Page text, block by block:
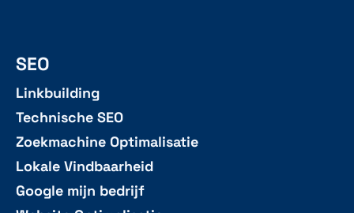
SEO
Linkbuilding
Technische SEO
Zoekmachine Optimalisatie
Lokale Vindbaarheid
Google mijn bedrijf